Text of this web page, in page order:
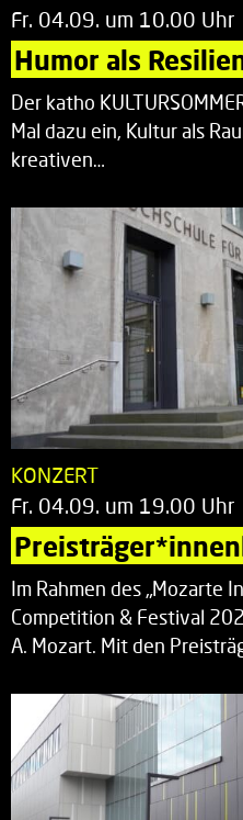
Fr. 04.09. um 10.00 Uhr
Humor als
Der katho
Mal dazu ein, Kultur als
kreativen…
KONZERT
Fr. 04.09. um 19.00 Uhr
Im Rahmen des „Mozarte
Competition & Festival
A. Mozart. Mit den